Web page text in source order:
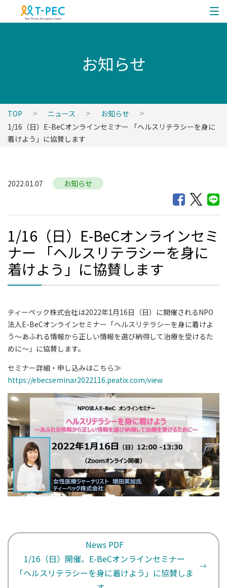
お知らせ
TOP ニュース
お知らせ
1/16（日）E-BeCオンラインセミナー 「ヘルスリテラシーを身に
着けよう」に協賛します
2022.01.07 お知らせ
1/16（日）E-BeCオンラインセミ
ナー 「ヘルスリテラシーを身に
着けよう」に協賛します
ティーペック株式会社は2022年1月16日（日）に開催されるNPO
法人E-BeCオンラインセミナー「ヘルスリテラシーを身に着けよ
う～あふれる情報から正しい情報を選び納得して治療を受けるた
めに～」に協賛します。
セミナー詳細・申し込みはこちら≫
https://ebecseminar2022116.peatix.com/view
News PDF
1/16（日）開催、E-BeCオンラインセミナー
「ヘルスリテラシーを身に着けよう」に協賛しま